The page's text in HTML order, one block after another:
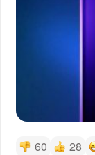
60 28